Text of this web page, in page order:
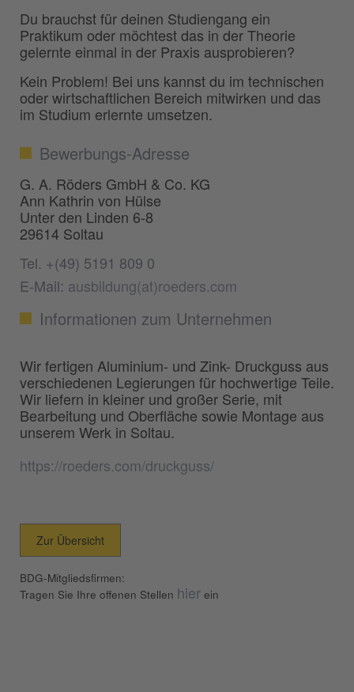
Du brauchst für deinen Studiengang ein
Praktikum oder möchtest das in der Theorie
gelernte einmal in der Praxis ausprobieren?
Kein Problem! Bei uns kannst du im technischen
oder wirtschaftlichen Bereich mitwirken und das
im Studium erlernte umsetzen.
Bewerbungs-Adresse
G. A. Röders GmbH & Co. KG
Ann Kathrin von Hülse
Unter den Linden 6-8
29614 Soltau
Tel. +(49) 5191 809 0
E-Mail: ausbildung(at)roeders.com
Informationen zum Unternehmen
Wir fertigen Aluminium- und Zink- Druckguss aus
verschiedenen Legierungen für hochwertige Teile.
Wir liefern in kleiner und großer Serie, mit
Bearbeitung und Oberfläche sowie Montage aus
unserem Werk in Soltau.
https://roeders.com/druckguss/
Zur Übersicht
BDG-Mitgliedsfirmen:
Tragen Sie Ihre offenen Stellen hier ein